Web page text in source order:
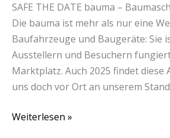
SAFE THE DATE bauma –
Die bauma ist mehr als nur eine
Baufahrzeuge und Baugeräte: Sie
Ausstellern und Besuchern
Marktplatz. Auch 2025 findet diese
uns doch vor Ort an unserem
Weiterlesen »